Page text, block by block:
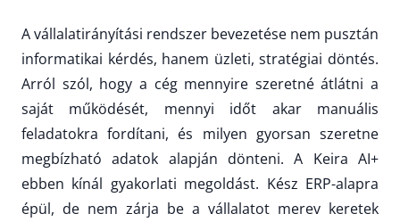
A vállalatirányítási rendszer bevezetése nem pusztán
informatikai kérdés, hanem üzleti, stratégiai döntés.
Arról szól, hogy a cég mennyire szeretné átlátni a
saját működését, mennyi időt akar manuális
feladatokra fordítani, és milyen gyorsan szeretne
megbízható adatok alapján dönteni. A Keira AI+
ebben kínál gyakorlati megoldást. Kész ERP-alapra
épül, de nem zárja be a vállalatot merev keretek